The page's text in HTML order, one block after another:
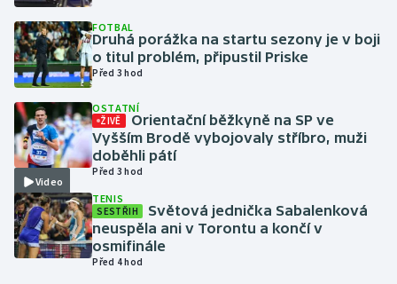
Lyže a snowboard
Moderní pětiboj
Motorsport
Olympijské hry
Parasport
FOTBAL
Druhá porážka na startu sezony je v boji
o titul problém, připustil Priske
Před 3 hod
Video
OSTATNÍ
ŽIVĚ
Orientační běžkyně na SP ve
Vyšším Brodě vybojovaly stříbro, muži
doběhli pátí
Před 3 hod
TENIS
SESTŘIH
Světová jednička Sabalenková
neuspěla ani v Torontu a končí v
osmifinále
Před 4 hod